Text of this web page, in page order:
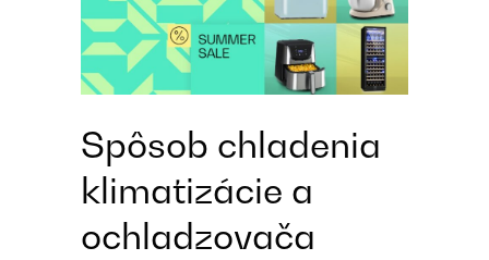
Spôsob chladenia
klimatizácie a
ochladzovača